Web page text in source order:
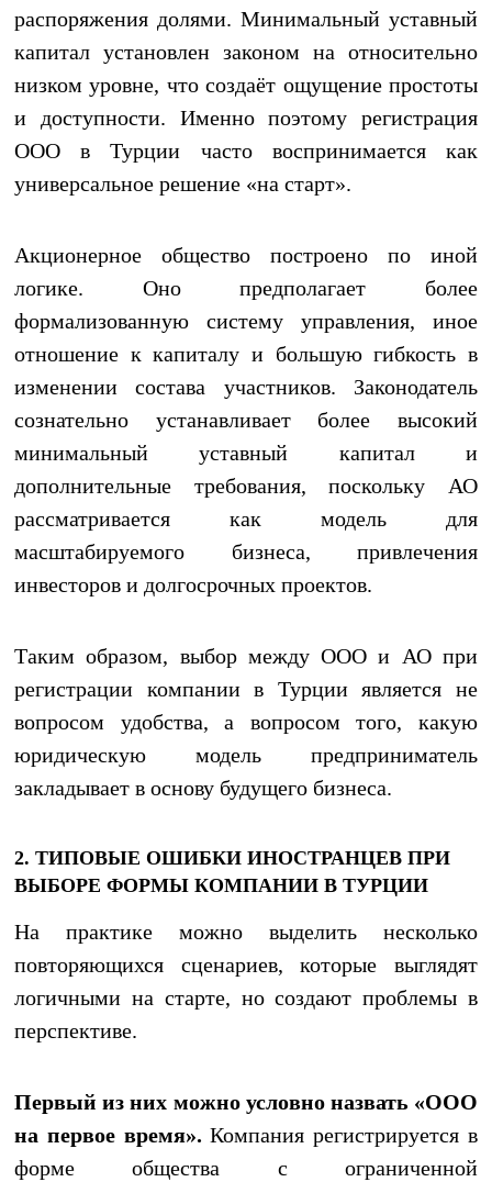
распоряжения долями. Минимальный уставный
капитал установлен законом на относительно
низком уровне, что создаёт ощущение простоты
и доступности. Именно поэтому регистрация
ООО в Турции часто воспринимается как
универсальное решение «на старт».
Акционерное общество построено по иной
логике. Оно предполагает более
формализованную систему управления, иное
отношение к капиталу и большую гибкость в
изменении состава участников. Законодатель
сознательно устанавливает более высокий
минимальный уставный капитал и
дополнительные требования, поскольку АО
рассматривается как модель для
масштабируемого бизнеса, привлечения
инвесторов и долгосрочных проектов.
Таким образом, выбор между ООО и АО при
регистрации компании в Турции является не
вопросом удобства, а вопросом того, какую
юридическую модель предприниматель
закладывает в основу будущего бизнеса.
2. ТИПОВЫЕ ОШИБКИ ИНОСТРАНЦЕВ ПРИ
ВЫБОРЕ ФОРМЫ КОМПАНИИ В ТУРЦИИ
На практике можно выделить несколько
повторяющихся сценариев, которые выглядят
логичными на старте, но создают проблемы в
перспективе.
Первый из них можно условно назвать «ООО
на первое время». Компания регистрируется в
форме общества с ограниченной